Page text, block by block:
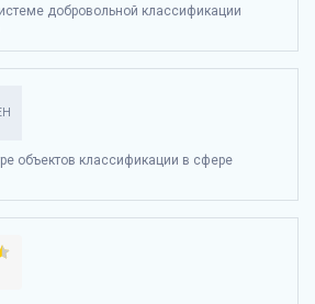
добровольной классификации
объектов классификации в сфере